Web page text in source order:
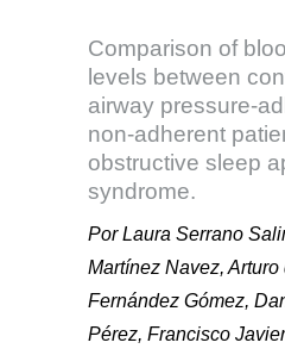
Comparison of
levels between
airway pressure-
non-adherent
obstructive sleep
syndrome.
Por Laura Serrano
Martínez Navez, Arturo
Fernández Gómez,
Pérez, Francisco